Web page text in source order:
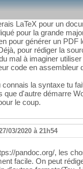
LaTeX pour un
pour la grande
pour générer un PDF
pour rédiger la
mal à imaginer
code en assembleur
la syntaxe tu
que d'autre démarre
le coup.
03/2020 à 21h54
pandoc.org/, les
facile. On peut